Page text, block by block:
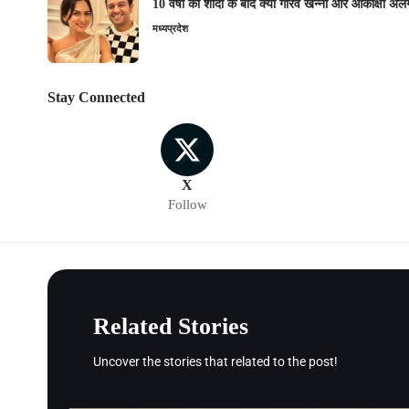
10 वर्षों की शादी के बाद क्या गौरव खन्ना और आकांक्षा
मध्यप्रदेश
Stay Connected
X
Follow
Related Stories
Uncover the stories that related to the post!